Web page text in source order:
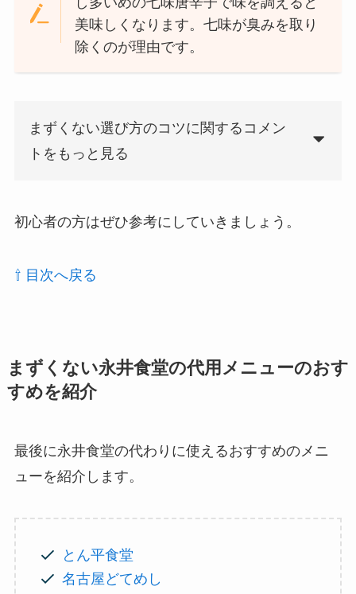
美味しくなります。七味が臭みを取り
除くのが理由です。
まずくない選び方のコツに関するコメン
トをもっと見る
初心者の方はぜひ参考にしていきましょう。
⇧ 目次へ戻る
まずくない永井食堂の代用メニューのおす
すめを紹介
最後に永井食堂の代わりに使えるおすすめのメニ
ューを紹介します。
とん平食堂
名古屋どてめし